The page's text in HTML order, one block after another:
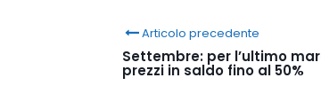
Articolo precedente
Settembre: per l’ultimo
prezzi in saldo fino al 50%